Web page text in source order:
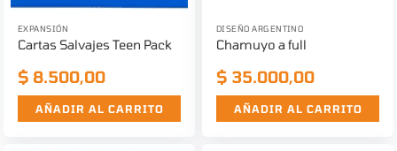
EXPANSIÓN
Cartas Salvajes Teen Pack
$ 8.500,00
AÑADIR AL CARRITO
DISEÑO ARGENTINO
Chamuyo a full
$ 35.000,00
AÑADIR AL CARRITO